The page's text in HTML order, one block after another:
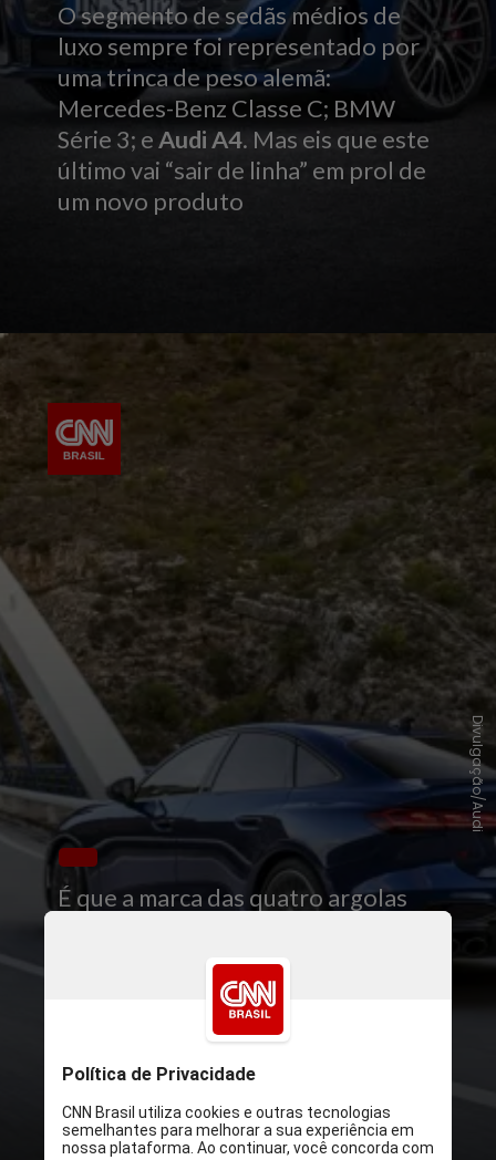
O segmento de sedãs médios de
luxo sempre foi representado por
uma trinca de peso alemã:
Mercedes-Benz Classe C; BMW
Série 3; eAudi A4. Mas eis que este
último vai “sair de linha” em prol de
um novo produto
É que a marca das quatro argolas
, que ganha mudanças visuais
e, agora, é oferecido com conjunto
Divulgação/Audi